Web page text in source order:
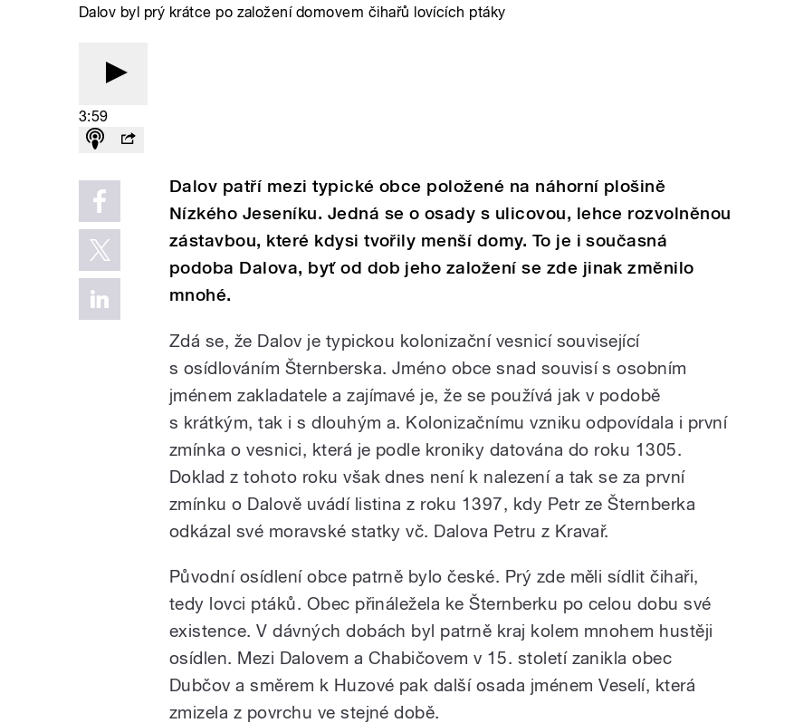
Dalov byl prý krátce po založení domovem čihařů lovících ptáky
3:59
Dalov patří mezi typické obce položené na náhorní plošině
Nízkého Jeseníku. Jedná se o osady s ulicovou, lehce rozvolněnou
zástavbou, které kdysi tvořily menší domy. To je i současná
podoba Dalova, byť od dob jeho založení se zde jinak změnilo
mnohé.
Zdá se, že Dalov je typickou kolonizační vesnicí související
s osídlováním Šternberska. Jméno obce snad souvisí s osobním
jménem zakladatele a zajímavé je, že se používá jak v podobě
s krátkým, tak i s dlouhým a. Kolonizačnímu vzniku odpovídala i první
zmínka o vesnici, která je podle kroniky datována do roku 1305.
Doklad z tohoto roku však dnes není k nalezení a tak se za první
zmínku o Dalově uvádí listina z roku 1397, kdy Petr ze Šternberka
odkázal své moravské statky vč. Dalova Petru z Kravař.
Původní osídlení obce patrně bylo české. Prý zde měli sídlit čihaři,
tedy lovci ptáků. Obec přináležela ke Šternberku po celou dobu své
existence. V dávných dobách byl patrně kraj kolem mnohem hustěji
osídlen. Mezi Dalovem a Chabičovem v 15. století zanikla obec
Dubčov a směrem k Huzové pak další osada jménem Veselí, která
zmizela z povrchu ve stejné době.